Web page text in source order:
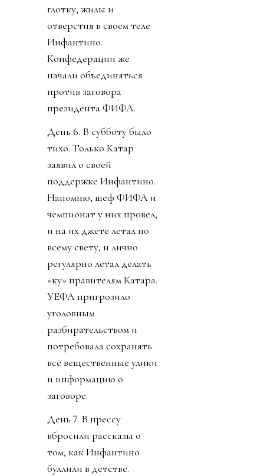
глотку, жилы и
отверстия в своем теле
Инфантино.
Конфедерации же
начали объединяться
против заговора
президента ФИФА.
День 6. В субботу было
тихо. Только Катар
заявил о своей
поддержке Инфантино.
Напомню, шеф ФИФА и
чемпионат у них провел,
и на их джете летал по
всему свету, и лично
регулярно летал делать
«ку» правителям Катара.
УЕФА пригрозило
уголовным
разбирательством и
потребовала сохранять
все вещественные улики
и информацию о
заговоре.
День 7. В прессу
вбросили рассказы о
том, как Инфантино
буллили в детстве.